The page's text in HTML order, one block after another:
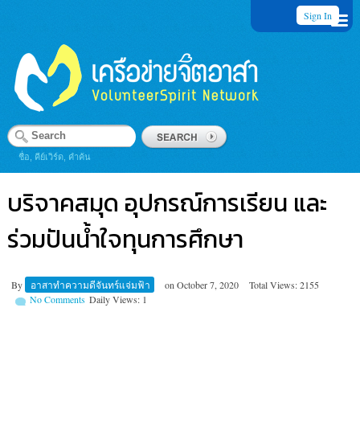
Sign In
ชื่อ, คีย์เวิร์ด, คำค้น
บริจาคสมุด อุปกรณ์การเรียน และ
ร่วมปันน้ำใจทุนการศึกษา
By อาสาทำความดีจันทร์แจ่มฟ้า on October 7, 2020
Total Views: 2155
Daily Views: 1
No Comments